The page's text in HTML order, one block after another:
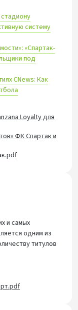
систему
«Спартак-
под
CNews: Как
Loyalty для
ФК Спартак и
и самых
одним из
титулов